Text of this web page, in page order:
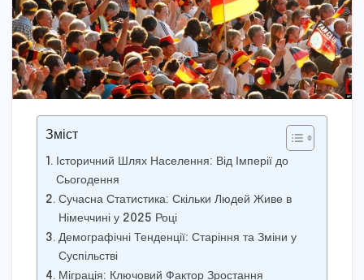
Зміст
Історичний Шлях Населення: Від Імперії до
Сьогодення
Сучасна Статистика: Скільки Людей Живе в
Німеччині у 2025 Році
Демографічні Тенденції: Старіння та Зміни у
Суспільстві
Міграція: Ключовий Фактор Зростання